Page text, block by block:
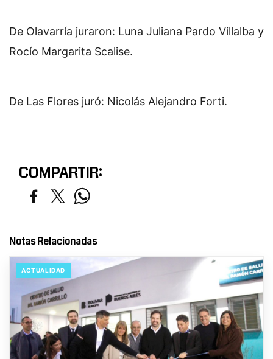
De Olavarría juraron: Luna Juliana Pardo Villalba y
Rocío Margarita Scalise.
De Las Flores juró: Nicolás Alejandro Forti.
COMPARTIR:
Notas Relacionadas
ACTUALIDAD